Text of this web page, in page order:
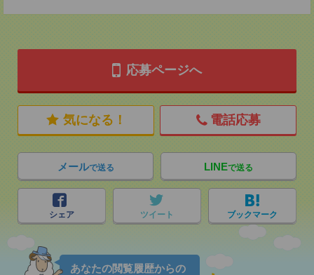
応募ページへ
気になる！ 電話応募
メールで送る LINEで送る
シェア ツイート ブックマーク
あなたの閲覧履歴からの